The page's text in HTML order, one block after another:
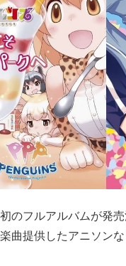
初のフルアルバムが発売
曲提供したアニソン